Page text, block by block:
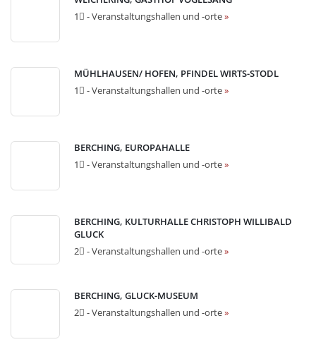
1⃣ - Veranstaltungshallen und -orte»
MÜHLHAUSEN/ HOFEN, PFINDEL WIRTS-STODL
1⃣ - Veranstaltungshallen und -orte»
BERCHING, EUROPAHALLE
1⃣ - Veranstaltungshallen und -orte»
BERCHING, KULTURHALLE CHRISTOPH WILLIBALD
GLUCK
2⃣ - Veranstaltungshallen und -orte»
BERCHING, GLUCK-MUSEUM
2⃣ - Veranstaltungshallen und -orte»